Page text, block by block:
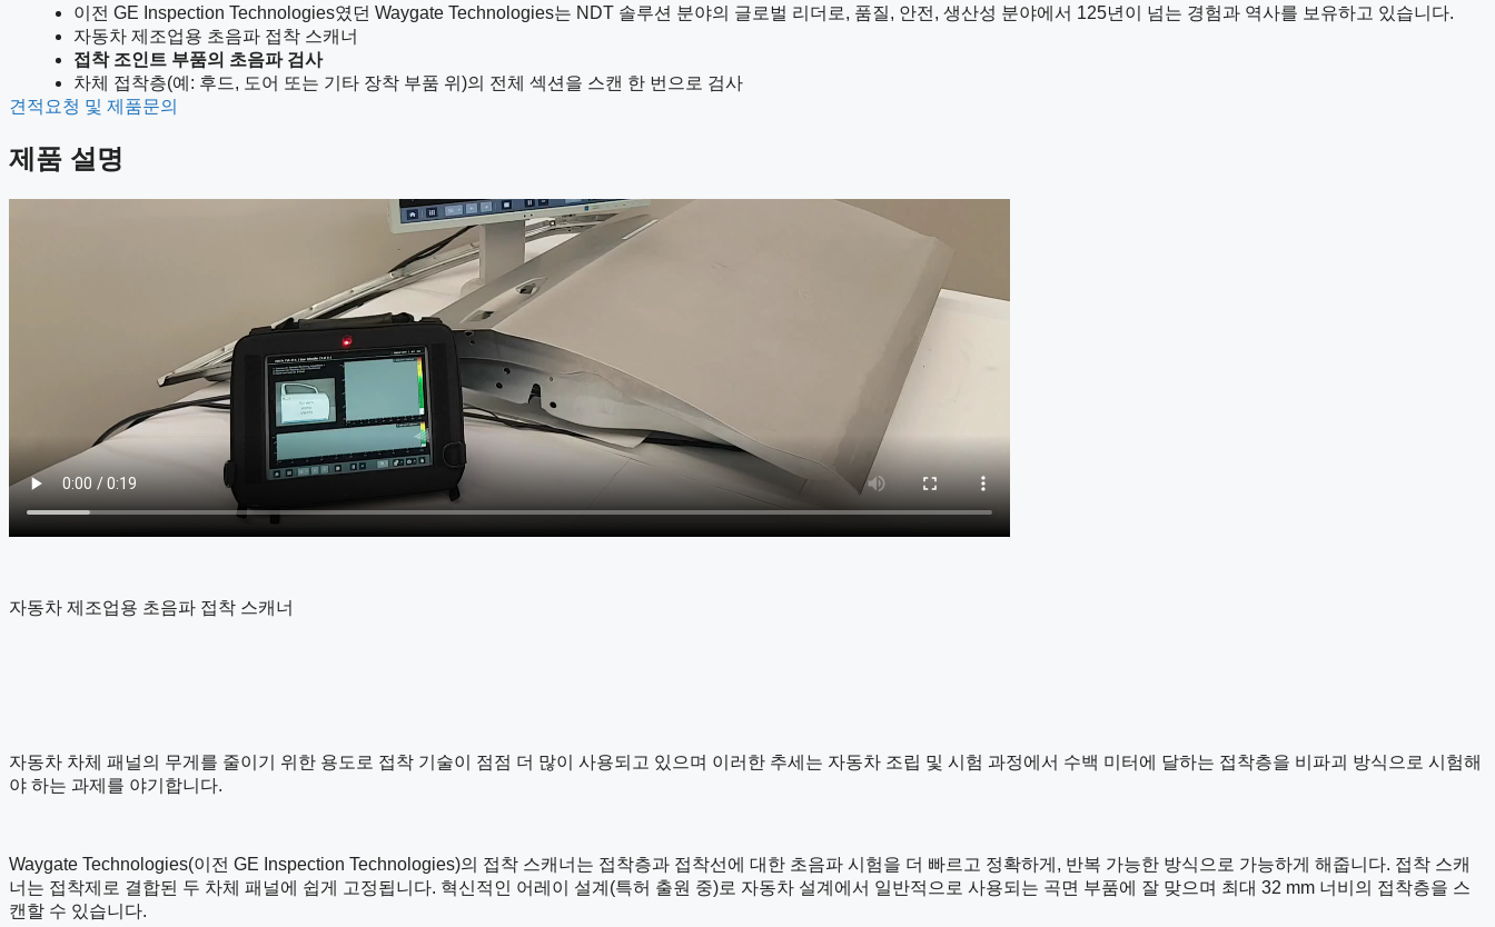
이전 GE Inspection Technologies였던 Waygate Technologies는 NDT 솔루션 분야의 글로벌 리더로, 품질, 안전, 생산성 분야에서 125년이 넘는 경험과 역사를 보유하고 있습니다.
자동차 제조업용 초음파 접착 스캐너
접착 조인트 부품의 초음파 검사
차체 접착층(예: 후드, 도어 또는 기타 장착 부품 위)의 전체 섹션을 스캔 한 번으로 검사
견적요청 및 제품문의
제품 설명
자동차 제조업용 초음파 접착 스캐너
자동차 차체 패널의 무게를 줄이기 위한 용도로 접착 기술이 점점 더 많이 사용되고 있으며 이러한 추세는 자동차 조립 및 시험 과정에서 수백 미터에 달하는 접착층을 비파괴 방식으로 시험해
야 하는 과제를 야기합니다.
Waygate Technologies(이전 GE Inspection Technologies)의 접착 스캐너는 접착층과 접착선에 대한 초음파 시험을 더 빠르고 정확하게, 반복 가능한 방식으로 가능하게 해줍니다. 접착 스캐
너는 접착제로 결합된 두 차체 패널에 쉽게 고정됩니다. 혁신적인 어레이 설계(특허 출원 중)로 자동차 설계에서 일반적으로 사용되는 곡면 부품에 잘 맞으며 최대 32 mm 너비의 접착층을 스
캔할 수 있습니다.